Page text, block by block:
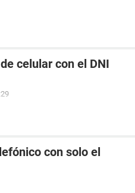
celular con el DNI
con solo el